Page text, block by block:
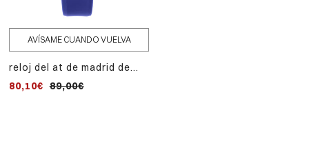
AVÍSAME CUANDO VUELVA
reloj del at de madrid de
correa de silicona azul
80,10€ 89,00€